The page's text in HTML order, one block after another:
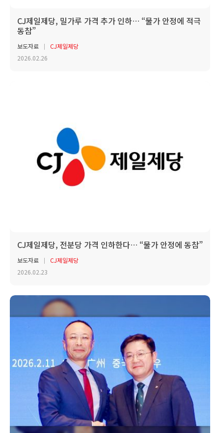
CJ제일제당, 밀가루 가격 추가 인하… “물가 안정에 적극
동참”
보도자료
CJ제일제당
2026.02.26
CJ제일제당, 전분당 가격 인하한다… “물가 안정에 동참”
보도자료
CJ제일제당
2026.02.23